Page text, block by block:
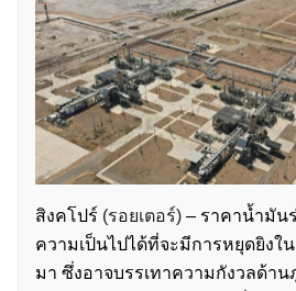
สิงคโปร์ (รอยเตอร์) – ราคาน้ำมัน
ความเป็นไปได้ที่จะมีการหยุดยิงใ
มา ซึ่งอาจบรรเทาความกังวลด้า